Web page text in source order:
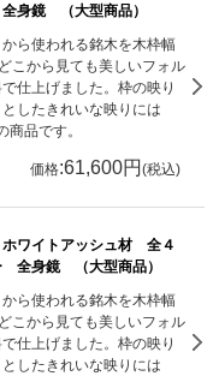
鏡 （大型商品）
ら使われる銘木を木枠幅
こから見ても美しいフォル
仕上げました。枠の映り
したきれいな映りには
品です。
価格:61,600円 (税込)
イトアッシュ材 全４
身鏡 （大型商品）
ら使われる銘木を木枠幅
こから見ても美しいフォル
仕上げました。枠の映り
したきれいな映りには